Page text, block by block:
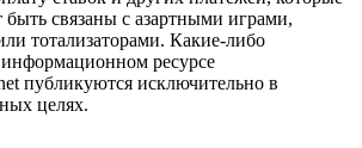
быть связаны с азартными играми,
тотализаторами. Какие-либо
ресурсе
публикуются исключительно в
целях.